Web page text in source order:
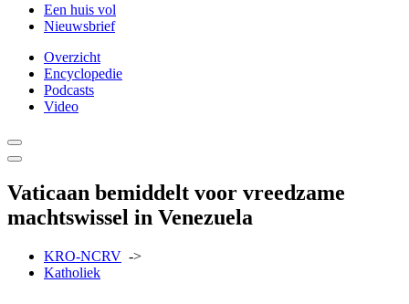
Een huis vol
Nieuwsbrief
Overzicht
Encyclopedie
Podcasts
Video
Vaticaan bemiddelt voor vreedzame
machtswissel in Venezuela
KRO-NCRV ->
Katholiek